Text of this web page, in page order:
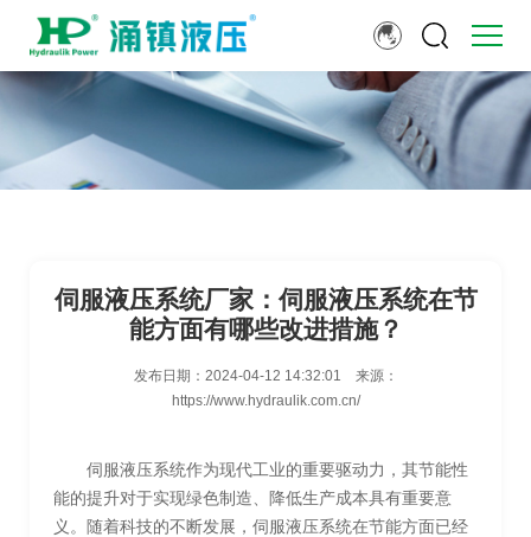
伺服液压系统厂家：伺服液压系统在节
能方面有哪些改进措施？
发布日期： 2024-04-12 14:32:01
来源：
https://www.hydraulik.com.cn/
伺服液压系统作为现代工业的重要驱动力，其节能性
能的提升对于实现绿色制造、降低生产成本具有重要意
义。随着科技的不断发展，伺服液压系统在节能方面已经